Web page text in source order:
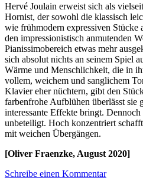
Hervé Joulain erweist sich als
Hornist, der sowohl die klassisch
wie frühmodern expressiven Stücke
den impressionistisch anmutenden
Pianissimobereich etwas mehr
sich absolut nichts an seinem Spiel
Wärme und Menschlichkeit, die in
vollem, weichem und sanglichem
Klavier eher nüchtern, gibt den
farbenfrohe Aufblühen überlässt sie
interessante Effekte bringt.
unbeteiligt. Hoch konzentriert
mit weichen Übergängen.
[Oliver Fraenzke, August 2020]
Schreibe einen Kommentar